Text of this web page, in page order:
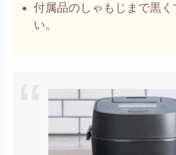
付属品のしゃもじまで黒く
い。